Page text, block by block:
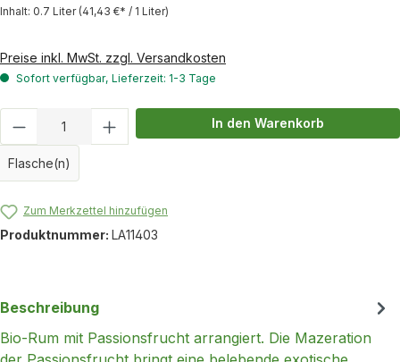
Inhalt: 0.7 Liter (41,43 €* / 1 Liter)
Preise inkl. MwSt. zzgl. Versandkosten
Sofort verfügbar, Lieferzeit: 1-3 Tage
Produkt Anzahl: Gib den gewünschten
Flasche(n)
In den Warenkorb
Zum Merkzettel hinzufügen
Produktnummer: LA11403
Beschreibung
Bio-Rum mit Passionsfrucht arrangiert. Die Mazeration